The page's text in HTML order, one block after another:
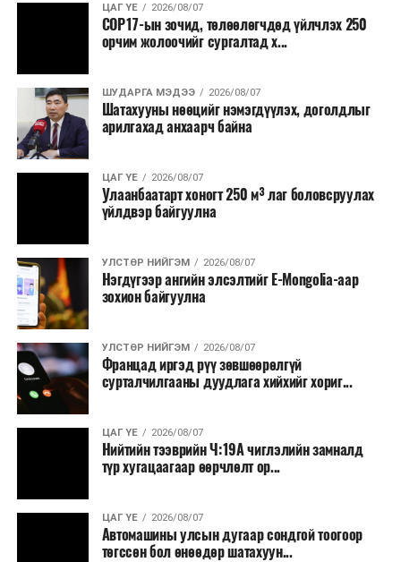
ЦАГ ҮЕ 2026/08/07
COP17-ын зочид, төлөөлөгчдөд үйлчлэх 250
орчим жолоочийг сургалтад х...
ШУДАРГА МЭДЭЭ 2026/08/07
Шатахууны нөөцийг нэмэгдүүлэх, доголдлыг
арилгахад анхаарч байна
ЦАГ ҮЕ 2026/08/07
Улаанбаатарт хоногт 250 м³ лаг боловсруулах
үйлдвэр байгуулна
УЛСТӨР НИЙГЭМ 2026/08/07
Нэгдүгээр ангийн элсэлтийг E-Mongolia-аар
зохион байгуулна
УЛСТӨР НИЙГЭМ 2026/08/07
Францад иргэд рүү зөвшөөрөлгүй
сурталчилгааны дуудлага хийхийг хориг...
ЦАГ ҮЕ 2026/08/07
Нийтийн тээврийн Ч:19А чиглэлийн замналд
түр хугацаагаар өөрчлөлт ор...
ЦАГ ҮЕ 2026/08/07
Автомашины улсын дугаар сондгой тоогоор
төгссөн бол өнөөдөр шатахуун...